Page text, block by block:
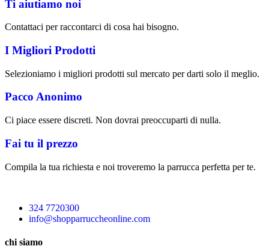
Ti aiutiamo noi
Contattaci per raccontarci di cosa hai bisogno.
I Migliori Prodotti
Selezioniamo i migliori prodotti sul mercato per darti solo il meglio.
Pacco Anonimo
Ci piace essere discreti. Non dovrai preoccuparti di nulla.
Fai tu il prezzo
Compila la tua richiesta e noi troveremo la parrucca perfetta per te.
324 7720300
info@shopparruccheonline.com
chi siamo